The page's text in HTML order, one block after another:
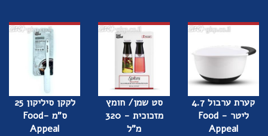
קערת ערבול 4.7
ליטר - Food
Appeal
סט שמן/ חומץ
מזכוכית - 320
מ"ל
לקקן סיליקון 25
ס"מ -Food
Appeal